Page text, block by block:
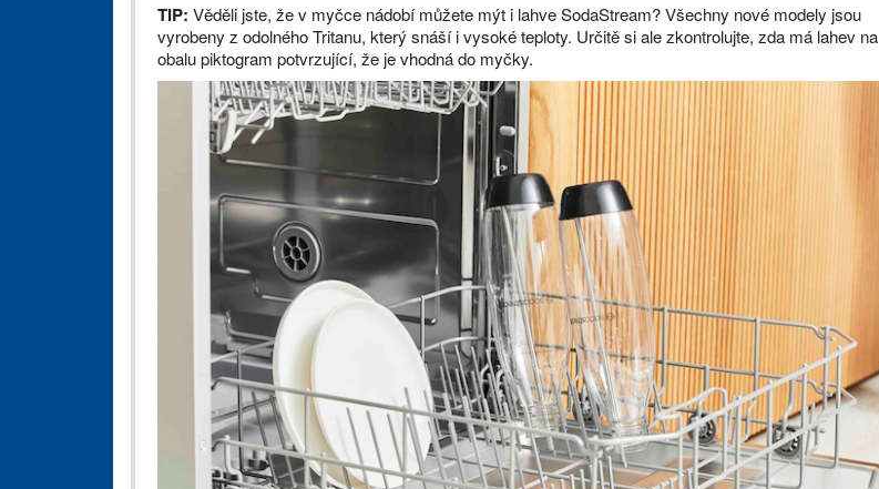
TIP: Věděli jste, že v myčce nádobí můžete mýt i lahve SodaStream? Všechny nové modely jsou
vyrobeny z odolného Tritanu, který snáší i vysoké teploty. Určitě si ale zkontrolujte, zda má lahev na
obalu piktogram potvrzující, že je vhodná do myčky.